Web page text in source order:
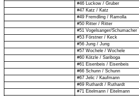
#46 Luckow / Gruber
#47 Katz / Katz
#49 Fremdling / Ramolla
#50 Ritter / Ritter
#51 Vogelsanger/Schumacher
#53 Förstner / Keck
#56 Jung / Jung
#57 Wochele / Wochele
#60 Kötzle / Sariboga
#61 Eisenbeis / Eisenbeis
#66 Schunn / Schunn
#67 Jelic / Kaufmann
#69 Ruthardt / Ruthardt
#71 Eitelmann / Eitelmann